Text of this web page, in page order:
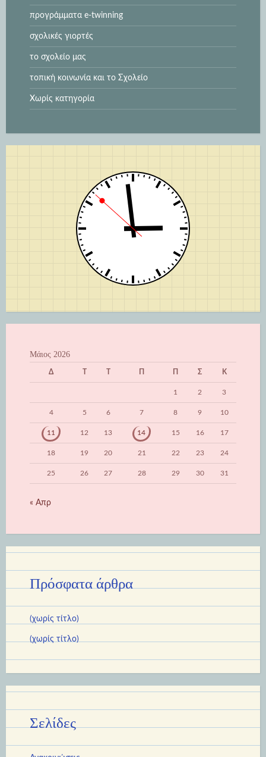
προγράμματα e-twinning
σχολικές γιορτές
το σχολείο μας
τοπική κοινωνία και το Σχολείο
Χωρίς κατηγορία
Μάιος 2026
Δ Τ Τ Π Π Σ Κ
1 2 3
4 5 6 7 8 9 10
11 12 13 14 15 16 17
18 19 20 21 22 23 24
25 26 27 28 29 30 31
« Απρ
Πρόσφατα άρθρα
(χωρίς τίτλο)
(χωρίς τίτλο)
Σελίδες